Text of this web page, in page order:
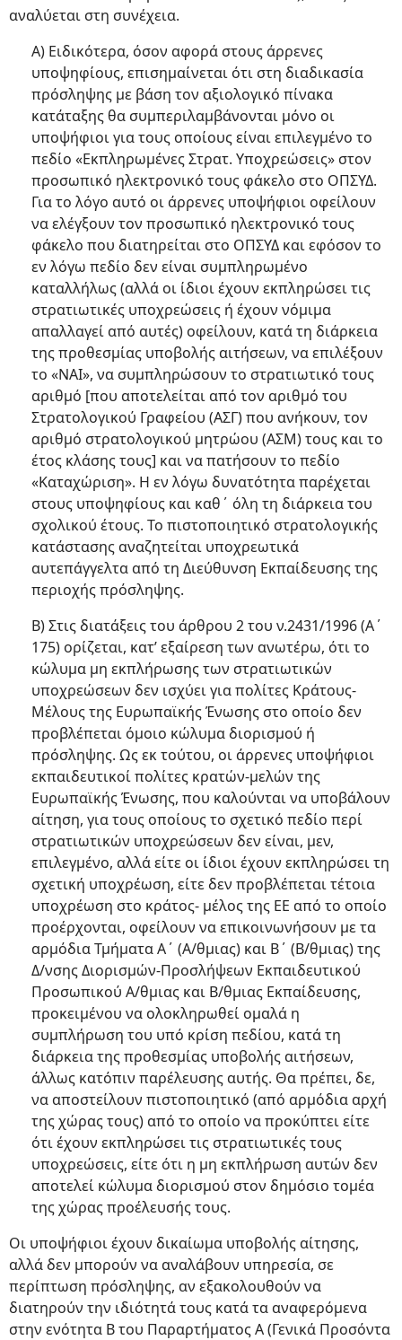
αναλύεται στη συνέχεια.
Α) Ειδικότερα, όσον αφορά στους άρρενες
υποψηφίους, επισημαίνεται ότι στη διαδικασία
πρόσληψης με βάση τον αξιολογικό πίνακα
κατάταξης θα συμπεριλαμβάνονται μόνο οι
υποψήφιοι για τους οποίους είναι επιλεγμένο το
πεδίο «Εκπληρωμένες Στρατ. Υποχρεώσεις» στον
προσωπικό ηλεκτρονικό τους φάκελο στο ΟΠΣΥΔ.
Για το λόγο αυτό οι άρρενες υποψήφιοι οφείλουν
να ελέγξουν τον προσωπικό ηλεκτρονικό τους
φάκελο που διατηρείται στο ΟΠΣΥΔ και εφόσον το
εν λόγω πεδίο δεν είναι συμπληρωμένο
καταλλήλως (αλλά οι ίδιοι έχουν εκπληρώσει τις
στρατιωτικές υποχρεώσεις ή έχουν νόμιμα
απαλλαγεί από αυτές) οφείλουν, κατά τη διάρκεια
της προθεσμίας υποβολής αιτήσεων, να επιλέξουν
το «ΝΑΙ», να συμπληρώσουν το στρατιωτικό τους
αριθμό [που αποτελείται από τον αριθμό του
Στρατολογικού Γραφείου (ΑΣΓ) που ανήκουν, τον
αριθμό στρατολογικού μητρώου (ΑΣΜ) τους και το
έτος κλάσης τους] και να πατήσουν το πεδίο
«Καταχώριση». Η εν λόγω δυνατότητα παρέχεται
στους υποψηφίους και καθ΄ όλη τη διάρκεια του
σχολικού έτους. Το πιστοποιητικό στρατολογικής
κατάστασης αναζητείται υποχρεωτικά
αυτεπάγγελτα από τη Διεύθυνση Εκπαίδευσης της
περιοχής πρόσληψης.
Β) Στις διατάξεις του άρθρου 2 του ν.2431/1996 (Α΄
175) ορίζεται, κατ’ εξαίρεση των ανωτέρω, ότι το
κώλυμα μη εκπλήρωσης των στρατιωτικών
υποχρεώσεων δεν ισχύει για πολίτες Κράτους-
Μέλους της Ευρωπαϊκής Ένωσης στο οποίο δεν
προβλέπεται όμοιο κώλυμα διορισμού ή
πρόσληψης. Ως εκ τούτου, οι άρρενες υποψήφιοι
εκπαιδευτικοί πολίτες κρατών-μελών της
Ευρωπαϊκής Ένωσης, που καλούνται να υποβάλουν
αίτηση, για τους οποίους το σχετικό πεδίο περί
στρατιωτικών υποχρεώσεων δεν είναι, μεν,
επιλεγμένο, αλλά είτε οι ίδιοι έχουν εκπληρώσει τη
σχετική υποχρέωση, είτε δεν προβλέπεται τέτοια
υποχρέωση στο κράτος- μέλος της ΕΕ από το οποίο
προέρχονται, οφείλουν να επικοινωνήσουν με τα
αρμόδια Τμήματα Α΄ (Α/θμιας) και Β΄ (Β/θμιας) της
Δ/νσης Διορισμών-Προσλήψεων Εκπαιδευτικού
Προσωπικού Α/θμιας και Β/θμιας Εκπαίδευσης,
προκειμένου να ολοκληρωθεί ομαλά η
συμπλήρωση του υπό κρίση πεδίου, κατά τη
διάρκεια της προθεσμίας υποβολής αιτήσεων,
άλλως κατόπιν παρέλευσης αυτής. Θα πρέπει, δε,
να αποστείλουν πιστοποιητικό (από αρμόδια αρχή
της χώρας τους) από το οποίο να προκύπτει είτε
ότι έχουν εκπληρώσει τις στρατιωτικές τους
υποχρεώσεις, είτε ότι η μη εκπλήρωση αυτών δεν
αποτελεί κώλυμα διορισμού στον δημόσιο τομέα
της χώρας προέλευσής τους.
Οι υποψήφιοι έχουν δικαίωμα υποβολής αίτησης,
αλλά δεν μπορούν να αναλάβουν υπηρεσία, σε
περίπτωση πρόσληψης, αν εξακολουθούν να
διατηρούν την ιδιότητά τους κατά τα αναφερόμενα
στην ενότητα Β του Παραρτήματος Α (Γενικά Προσόντα